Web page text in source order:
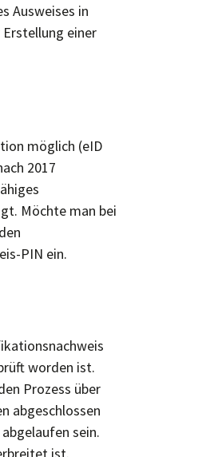
Ausweises in
einer
möglich (eID
2017
Möchte man bei
PIN ein.
worden ist.
Prozess über
abgeschlossen
sein.